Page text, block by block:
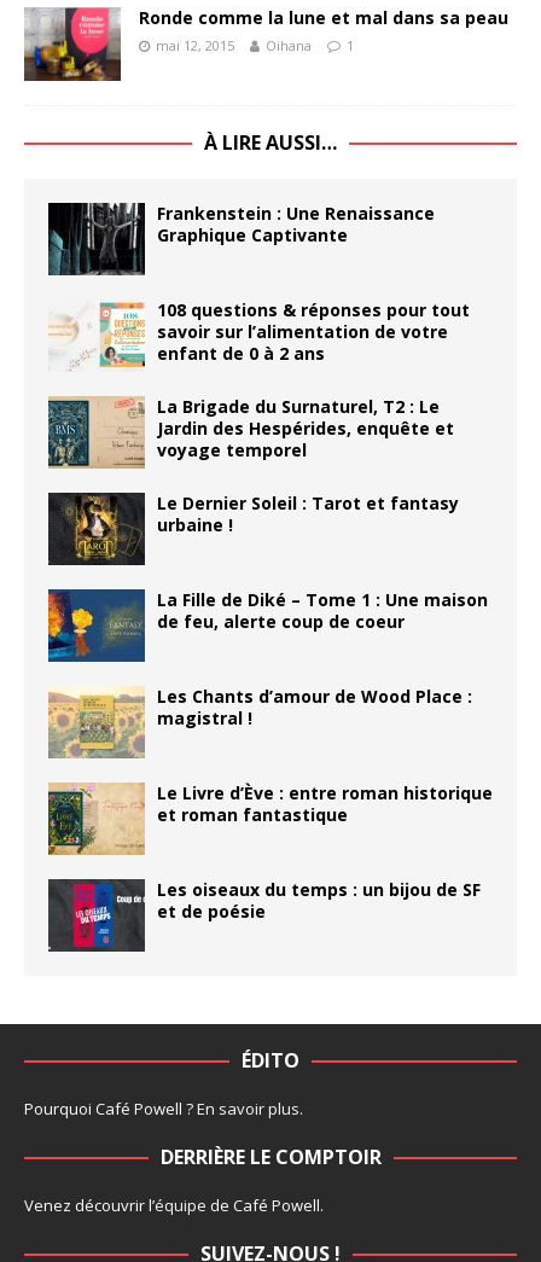
Ronde comme la lune et mal dans sa peau
mai 12, 2015 Oihana 1
À LIRE AUSSI…
Frankenstein : Une Renaissance
Graphique Captivante
108 questions & réponses pour tout
savoir sur l’alimentation de votre
enfant de 0 à 2 ans
La Brigade du Surnaturel, T2 : Le
Jardin des Hespérides, enquête et
voyage temporel
Le Dernier Soleil : Tarot et fantasy
urbaine !
La Fille de Diké – Tome 1 : Une maison
de feu, alerte coup de coeur
Les Chants d’amour de Wood Place :
magistral !
Le Livre d’Ève : entre roman historique
et roman fantastique
Les oiseaux du temps : un bijou de SF
et de poésie
ÉDITO
Pourquoi Café Powell ?En savoir plus.
DERRIÈRE LE COMPTOIR
Venez découvrir l’équipe de Café Powell.
SUIVEZ-NOUS !